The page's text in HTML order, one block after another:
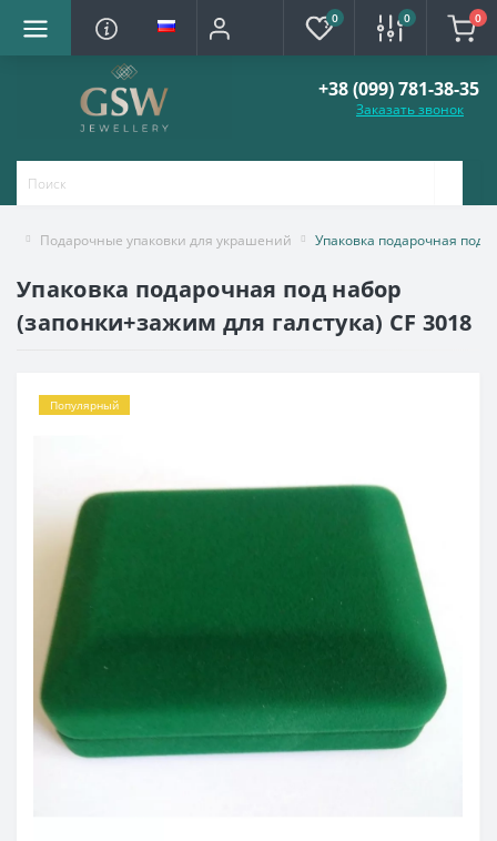
0 0 0
+38 (099) 781-38-35
Заказать звонок
Подарочные упаковки для украшений Упаковка подарочная под
Упаковка подарочная под набор
(запонки+зажим для галстука) CF 3018
Популярный